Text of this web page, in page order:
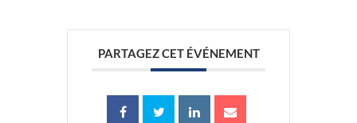
PARTAGEZ CET ÉVÉNEMENT